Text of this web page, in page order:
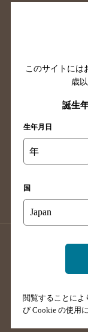
滋賀県
山口県
島根県
香川県
高知県
長崎県
大分県
店舗登録方法
このサイトには
歳
誕生
生年月日
年
国
閲覧することによ
び Cookie の使用